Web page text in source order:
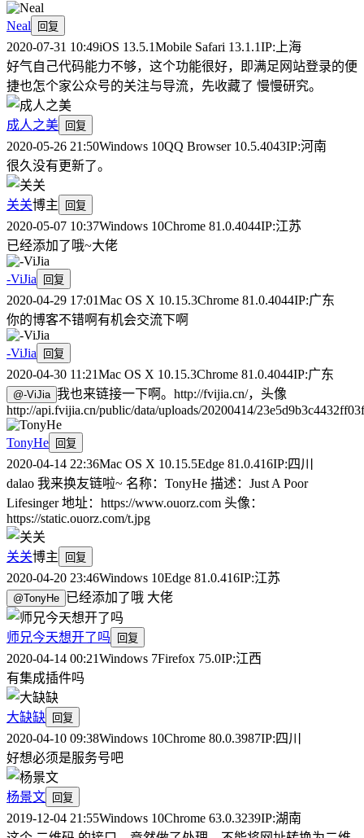
Neal 回复
2020-07-31 10:49iOS 13.5.1Mobile Safari 13.1.1IP: 上海
好气自己代码能力不够，这个功能很好，即满足网站登录的便
捷也怎个家公众号的关注与导流，先收藏了 慢慢研究。
成人之美 回复
2020-05-26 21:50Windows 10QQ Browser 10.5.4043IP:河南
很久没有更新了。
关关博主 回复
2020-05-07 10:37Windows 10Chrome 81.0.4044IP:江苏
已经添加了哦~大佬
-ViJia 回复
2020-04-29 17:01Mac OS X 10.15.3Chrome 81.0.4044IP:广东
你的博客不错啊有机会交流下啊
-ViJia 回复
2020-04-30 11:21Mac OS X 10.15.3Chrome 81.0.4044IP:广东
@-ViJia 我也来链接一下啊。http://fvijia.cn/，头像
http://api.fvijia.cn/public/data/uploads/20200414/
TonyHe 回复
2020-04-14 22:36Mac OS X 10.15.5Edge 81.0.416IP:四川
dalao 我来换友链啦~ 名称：TonyHe 描述：Just A Poor
Lifesinger 地址：https://www.ouorz.com 头像：
https://static.ouorz.com/t.jpg
关关博主 回复
2020-04-20 23:46Windows 10Edge 81.0.416IP:江苏
@TonyHe 已经添加了哦 大佬
师兄今天想开了吗 回复
2020-04-14 00:21Windows 7Firefox 75.0IP:江西
有集成插件吗
大缺缺 回复
2020-04-10 09:38Windows 10Chrome 80.0.3987IP:四川
好想必须是服务号吧
杨景文 回复
2019-12-04 21:55Windows 10Chrome 63.0.3239IP:湖南